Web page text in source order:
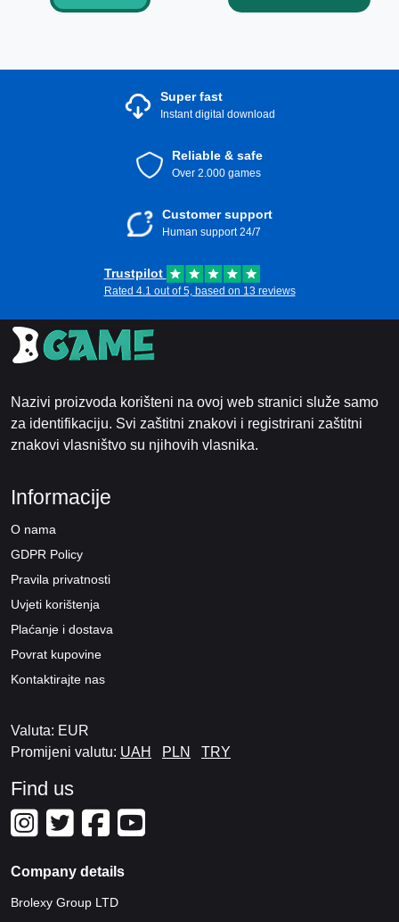
Super fast
Instant digital download
Reliable & safe
Over 2.000 games
Customer support
Human support 24/7
Trustpilot
Rated 4.1 out of 5, based on 13 reviews
Nazivi proizvoda korišteni na ovoj web stranici služe samo
za identifikaciju. Svi zaštitni znakovi i registrirani zaštitni
znakovi vlasništvo su njihovih vlasnika.
Informacije
O nama
GDPR Policy
Pravila privatnosti
Uvjeti korištenja
Plaćanje i dostava
Povrat kupovine
Kontaktirajte nas
Valuta: EUR
Promijeni valutu: UAH PLN TRY
Find us
Company details
Brolexy Group LTD